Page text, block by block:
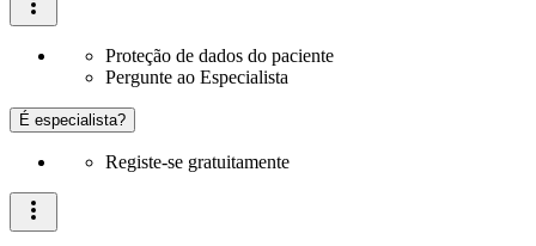
Proteção de dados do paciente
Pergunte ao Especialista
É especialista?
Registe-se gratuitamente